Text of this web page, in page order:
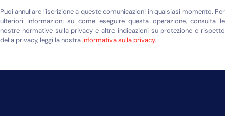
Puoi annullare l'iscrizione a queste comunicazioni in qualsiasi momento. Per
ulteriori informazioni su come eseguire questa operazione, consulta le
nostre normative sulla privacy e altre indicazioni su protezione e rispetto
della privacy, leggi la nostra Informativa sulla privacy.